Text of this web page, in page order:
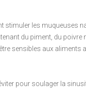
stimuler les muqueuses
du piment, du poivre
sensibles aux
pour soulager la